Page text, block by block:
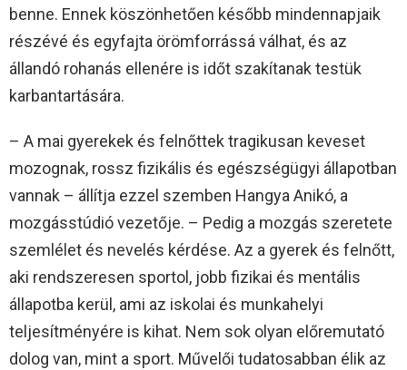
benne. Ennek köszönhetően később mindennapjaik
részévé és egyfajta örömforrássá válhat, és az
állandó rohanás ellenére is időt szakítanak testük
karbantartására.
– A mai gyerekek és felnőttek tragikusan keveset
mozognak, rossz fizikális és egészségügyi állapotban
vannak – állítja ezzel szemben Hangya Anikó, a
mozgásstúdió vezetője. – Pedig a mozgás szeretete
szemlélet és nevelés kérdése. Az a gyerek és felnőtt,
aki rendszeresen sportol, jobb fizikai és mentális
állapotba kerül, ami az iskolai és munkahelyi
teljesítményére is kihat. Nem sok olyan előremutató
dolog van, mint a sport. Művelői tudatosabban élik az